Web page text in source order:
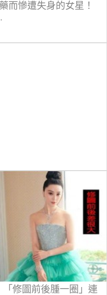
而慘遭失身的女星！
修圖前後腫一圈」連